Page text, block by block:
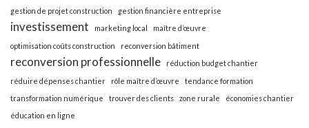
gestion de projet construction gestion financière entreprise
investissement marketing local
maître d’œuvre
optimisation coûts construction
reconversion bâtiment
reconversion professionnelle
réduction budget chantier
réduire dépenses chantier
rôle maître d’œuvre
tendance formation
transformation numérique
trouver des clients zone rurale
économies chantier
éducation en ligne